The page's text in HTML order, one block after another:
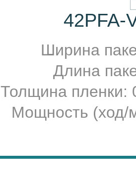
42PFA-
Ширина
Длина
Толщина пленки:
Мощность (ход/